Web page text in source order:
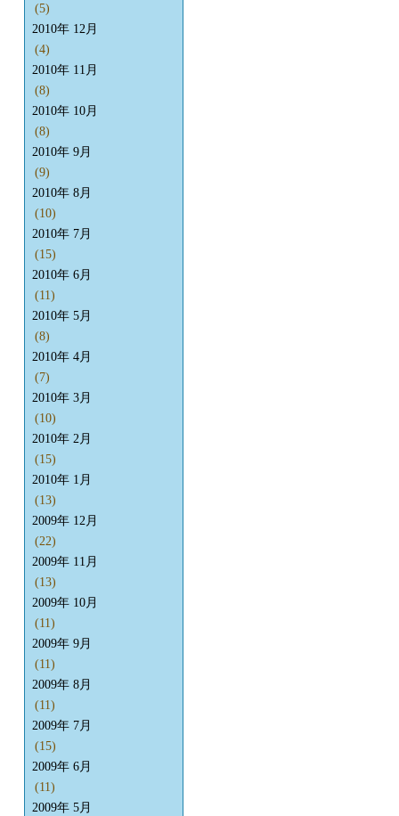
(5)
2010年 12月
(4)
2010年 11月
(8)
2010年 10月
(8)
2010年 9月
(9)
2010年 8月
(10)
2010年 7月
(15)
2010年 6月
(11)
2010年 5月
(8)
2010年 4月
(7)
2010年 3月
(10)
2010年 2月
(15)
2010年 1月
(13)
2009年 12月
(22)
2009年 11月
(13)
2009年 10月
(11)
2009年 9月
(11)
2009年 8月
(11)
2009年 7月
(15)
2009年 6月
(11)
2009年 5月